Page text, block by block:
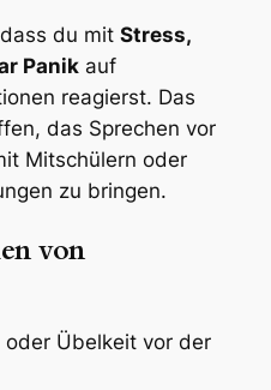
du mit Stress,
Panikauf
reagierst. Das
das Sprechen vor
Mitschülern oder
zu bringen.
von
oder Übelkeit vor der